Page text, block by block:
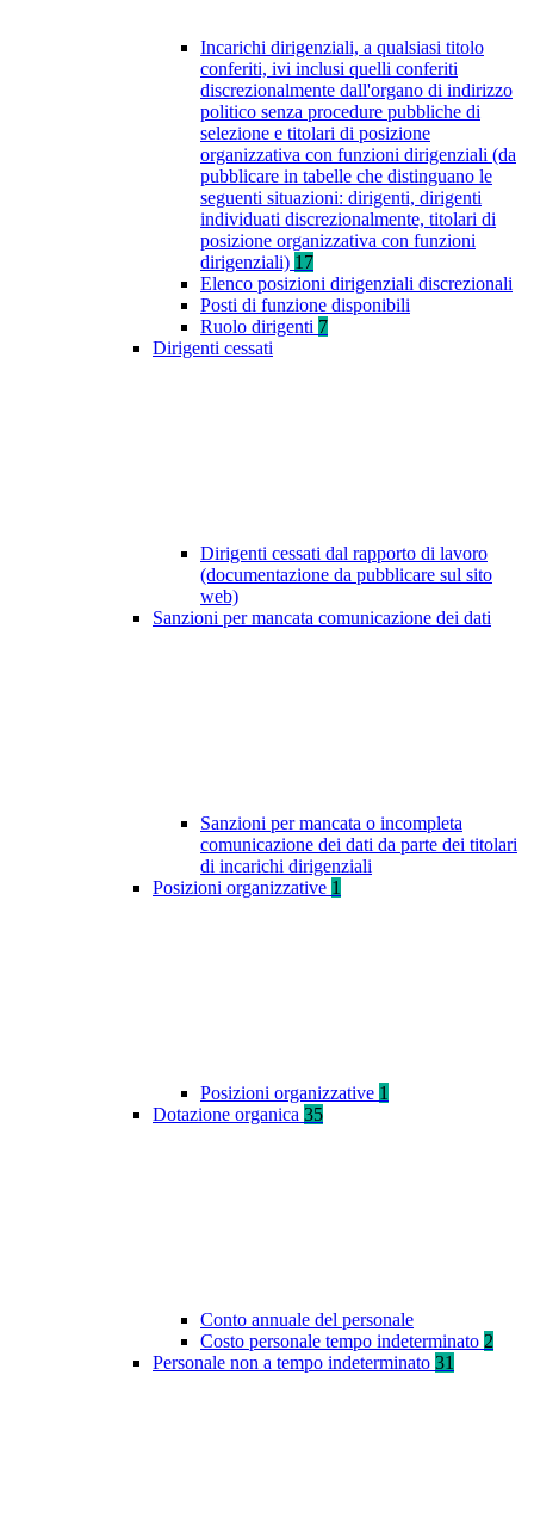
Incarichi dirigenziali, a qualsiasi titolo
conferiti, ivi inclusi quelli conferiti
discrezionalmente dall'organo di indirizzo
politico senza procedure pubbliche di
selezione e titolari di posizione
organizzativa con funzioni dirigenziali (da
pubblicare in tabelle che distinguano le
seguenti situazioni: dirigenti, dirigenti
individuati discrezionalmente, titolari di
posizione organizzativa con funzioni
dirigenziali) 17
Elenco posizioni dirigenziali discrezionali
Posti di funzione disponibili
Ruolo dirigenti 7
Dirigenti cessati
Dirigenti cessati dal rapporto di lavoro
(documentazione da pubblicare sul sito
web)
Sanzioni per mancata comunicazione dei dati
Sanzioni per mancata o incompleta
comunicazione dei dati da parte dei titolari
di incarichi dirigenziali
Posizioni organizzative 1
Posizioni organizzative 1
Dotazione organica 35
Conto annuale del personale
Costo personale tempo indeterminato 2
Personale non a tempo indeterminato 31